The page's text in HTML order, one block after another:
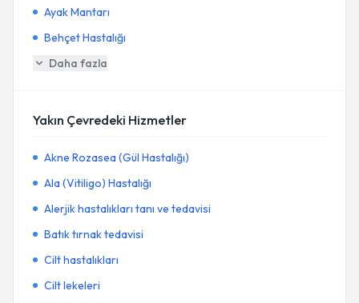
Ayak Mantarı
Behçet Hastalığı
Daha fazla
Yakın Çevredeki Hizmetler
Akne Rozasea (Gül Hastalığı)
Ala (Vitiligo) Hastalığı
Alerjik hastalıkları tanı ve tedavisi
Batık tırnak tedavisi
Cilt hastalıkları
Cilt lekeleri